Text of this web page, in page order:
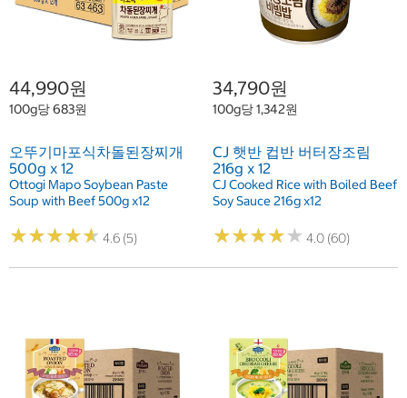
44,990원
100g당 683원
오뚜기마포식차돌된장찌개
500g x 12
Ottogi Mapo Soybean Paste
Soup with Beef 500g x12
★★★★★
★★★★★ 4.6 (5)
34,790원
100g당 1,342원
CJ 햇반 컵반 버터장조림
216g x 12
CJ Cooked Rice with Boiled Beef
Soy Sauce 216g x12
★★★★★
★★★★★ 4.0 (60)